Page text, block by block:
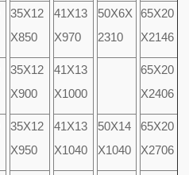
35X12
X850
41X13
X970
50X6X
2310
65X20
X2146
35X12
X900
41X13
X1000
65X20
X2406
35X12
X950
41X13
X1040
50X14
X1040
65X20
X2706